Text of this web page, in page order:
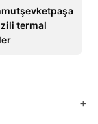
termal
+